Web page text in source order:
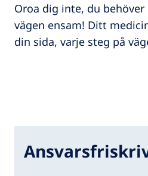
Oroa dig inte, du
vägen ensam! Ditt
din sida, varje steg på